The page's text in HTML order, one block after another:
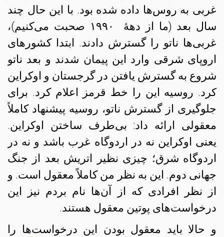
غربی به روس‌ها داده شده بود. با این حال چند
سال بعد (ما از دههٔ ۱۹۹۰ صحبت می‌کنیم)،
غربی‌ها ناتو را گسترش دادند. ابتدا کشورهای
اروپای شرقی وارد این پیمان شدند و بعد ناتو
شروع به گسترش یافتن در گرجستان و اوکراین
کرد. روسیه این را خط قرمز اعلام کرد. برای
جلوگیری از گسترش ناتو، روسیه پیشنهاد کاملاً
معقولی ارائه داد: بی‌طرف ساختن اوکراین.
یعنی اوکراین نه در اردوگاه غرب باشد و نه در
اردوگاه شرق؛ چیزی نظیر اتریش بعد از جنگ
جهانی دوم. این به نظر من کاملاً معقول است. و
از نظر افرادی که از آن‌ها نام بردم نیز این
درخواست‌های پوتین معقول هستند.
و حالا باید معقول بودن این درخواست‌ها را